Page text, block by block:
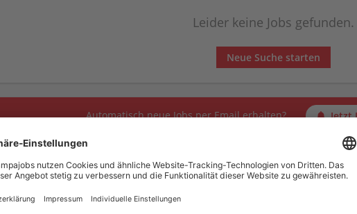
Leider keine Jobs gefunden.
Neue Suche starten
Automatisch neue Jobs per Email erhalten? Jetzt